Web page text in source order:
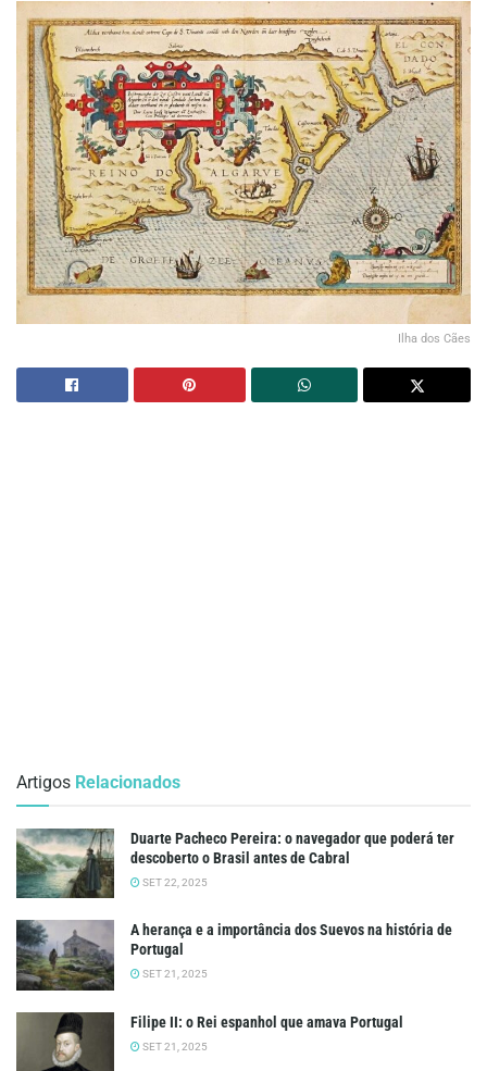
Ilha dos Cães
Artigos Relacionados
Duarte Pacheco Pereira: o navegador que poderá ter
descoberto o Brasil antes de Cabral
SET 22, 2025
A herança e a importância dos Suevos na história de
Portugal
SET 21, 2025
Filipe II: o Rei espanhol que amava Portugal
SET 21, 2025